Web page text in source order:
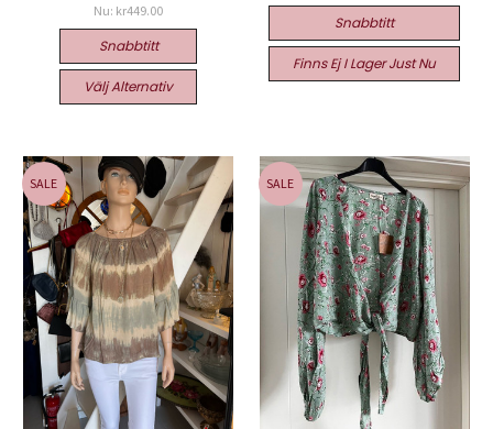
Nu: kr449.00
Snabbtitt
Välj Alternativ
Snabbtitt
Finns Ej I Lager Just Nu
SALE SALE